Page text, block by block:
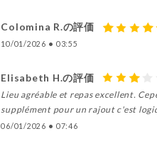
Colomina R.の評価
10/01/2026 • 03:55
Elisabeth H.の評価
Lieu agréable et repas excellent.
supplément pour un rajout c'est
06/01/2026 • 07:46